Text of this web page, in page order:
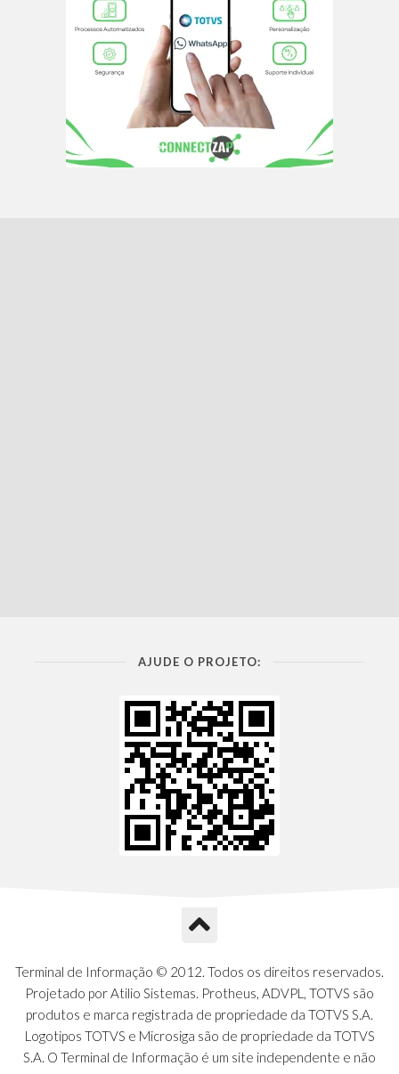
AJUDE O PROJETO:
Terminal de Informação © 2012. Todos os direitos reservados.
Projetado por Atilio Sistemas. Protheus, ADVPL, TOTVS são
produtos e marca registrada de propriedade da TOTVS S.A.
Logotipos TOTVS e Microsiga são de propriedade da TOTVS
S.A. O Terminal de Informação é um site independente e não